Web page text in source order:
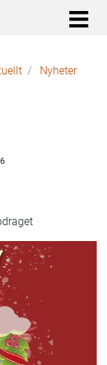
Nyheter